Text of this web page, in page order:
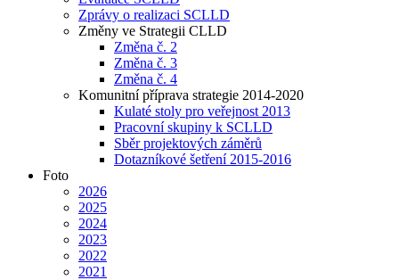
Zprávy o realizaci SCLLD
Změny ve Strategii CLLD
Změna č. 2
Změna č. 3
Změna č. 4
Komunitní příprava strategie 2014-2020
Kulaté stoly pro veřejnost 2013
Pracovní skupiny k SCLLD
Sběr projektových záměrů
Dotazníkové šetření 2015-2016
Foto
2026
2025
2024
2023
2022
2021